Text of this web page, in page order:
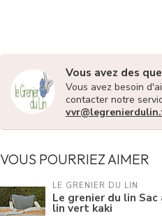
Vous avez des
Vous avez besoin
contacter notre
VOUS POURRIEZ AIMER
LE GRENIER DU LIN
Le grenier du lin
lin vert kaki